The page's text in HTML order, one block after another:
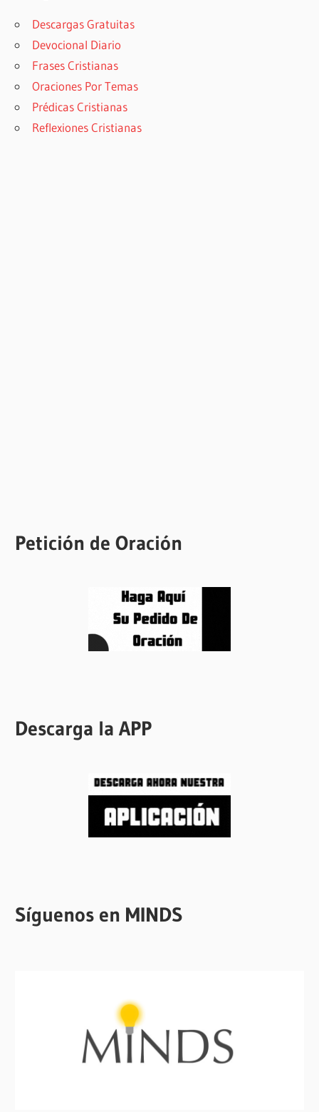
Descargas Gratuitas
Devocional Diario
Frases Cristianas
Oraciones Por Temas
Prédicas Cristianas
Reflexiones Cristianas
Petición de Oración
Descarga la APP
Síguenos en MINDS